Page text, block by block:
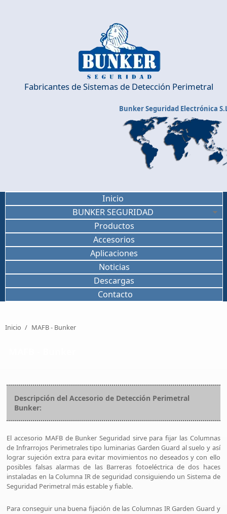
Fabricantes de Sistemas de Detección Perimetral
Bunker Seguridad Electrónica
Inicio
BUNKER SEGURIDAD
Productos
Accesorios
Aplicaciones
Noticias
Descargas
Contacto
Inicio / MAFB - Bunker
Descripción del Accesorio de Detección Perimetral
Bunker:
El accesorio MAFB de Bunker Seguridad sirve para fijar las Columnas
de Infrarrojos Perimetrales tipo luminarias Garden Guard al suelo y así
lograr sujeción extra para evitar movimientos no deseados y con ello
posibles falsas alarmas de las Barreras fotoeléctrica de dos haces
instaladas en la Columna IR de seguridad consiguiendo un Sistema de
Seguridad Perimetral más estable y fiable.
Para conseguir una buena fijación de las Columnas IR Garden Guard y